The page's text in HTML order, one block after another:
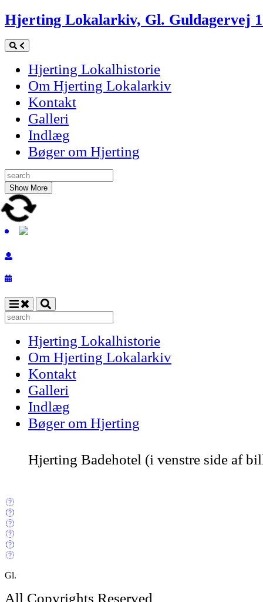
Skip
to
Hjerting Lokalarkiv, Gl. Guldagervej
Hjerting Lokalhistorie
Om Hjerting Lokalarkiv
Kontakt
Galleri
Indlæg
Bøger om Hjerting
Show More
Hjerting Lokalhistorie
Om Hjerting Lokalarkiv
Kontakt
Galleri
Indlæg
Bøger om Hjerting
Hjerting Badehotel (i venstre side af
Gl.
All Copyrights Reserved